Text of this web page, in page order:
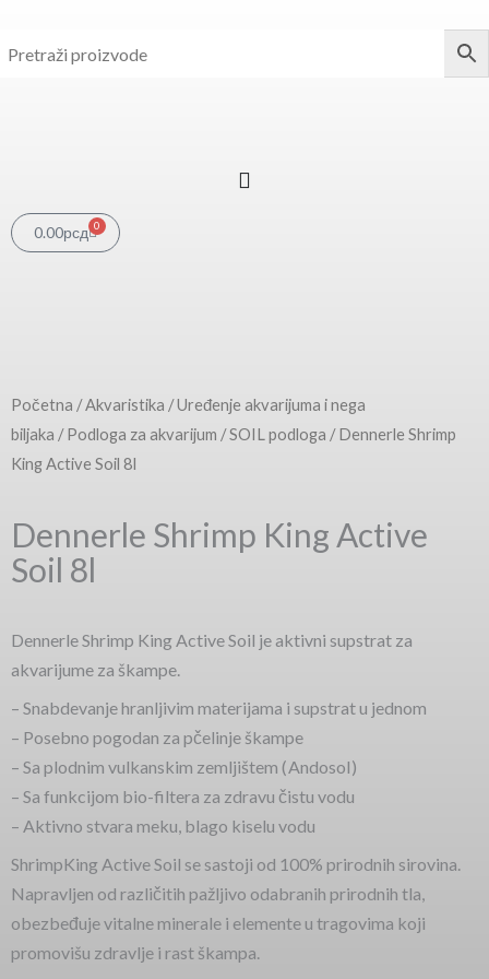
0.00рсд 0
Cart
Početna /Akvaristika /Uređenje akvarijuma i nega
biljaka /Podloga za akvarijum /SOIL podloga / Dennerle Shrimp
King Active Soil 8l
Dennerle Shrimp King Active
Soil 8l
Dennerle Shrimp King Active Soil je aktivni supstrat za
akvarijume za škampe.
– Snabdevanje hranljivim materijama i supstrat u jednom
– Posebno pogodan za pčelinje škampe
– Sa plodnim vulkanskim zemljištem ( Andosol )
– Sa funkcijom bio-filtera za zdravu čistu vodu
– Aktivno stvara meku, blago kiselu vodu
ShrimpKing Active Soil se sastoji od 100% prirodnih sirovina.
Napravljen od različitih pažljivo odabranih prirodnih tla,
obezbeđuje vitalne minerale i elemente u tragovima koji
promovišu zdravlje i rast škampa.